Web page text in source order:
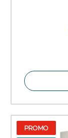
PROMO